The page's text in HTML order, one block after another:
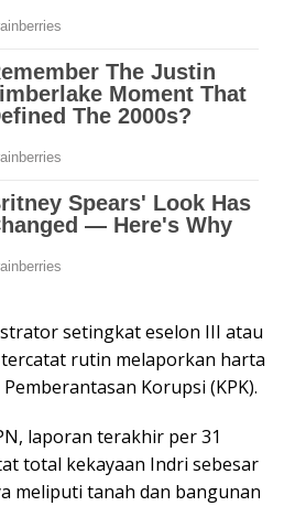
setingkat eselon III atau
rutin melaporkan harta
Korupsi (KPK).
laporan terakhir per 31
total kekayaan Indri sebesar
meliputi tanah dan bangunan